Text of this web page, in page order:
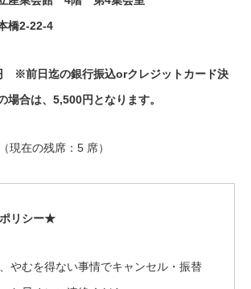
橋2-22-4
※前日迄の銀行振込orクレジットカード決
場合は、5,500円となります。
（現在の残席：5 席）
リシー★
やむを得ない事情でキャンセル・振替